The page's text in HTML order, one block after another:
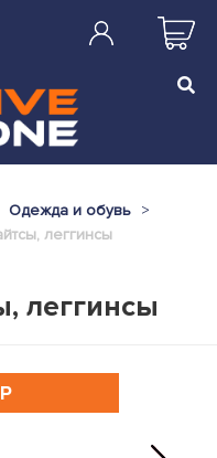
Одежда и обувь
леггинсы
леггинсы